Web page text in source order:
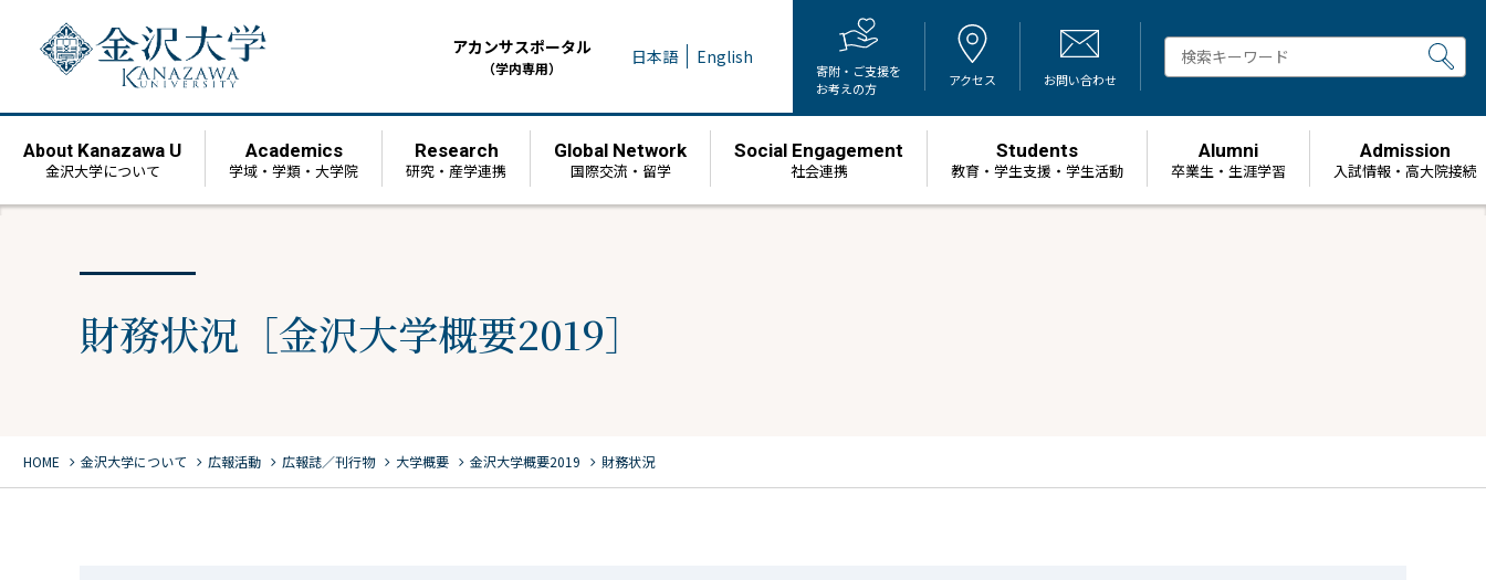
アカンサスポータル
（学内専用） 日本語 English
寄附・ご支援を
お考えの方
アクセス お問い合わせ
About Kanazawa U
金沢大学について
Academics
学域・学類・大学院
Research
研究・産学連携
Global Network
国際交流・留学
Social Engagement
社会連携
Students
教育・学生支援・学生活動
Alumni
卒業生・生涯学習
Admission
⼊試情報・高大院接続
財務状況［金沢大学概要2019］
HOME chevron_right 金沢大学について chevron_right 広報活動 chevron_right 広報誌／刊行物 chevron_right 大学概要 chevron_right 金沢大学概要2019 chevron_right 財務状況